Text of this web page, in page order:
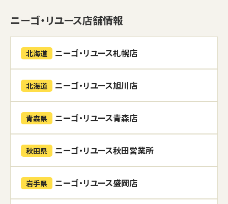
ニーゴ・リユース店舗情報
北海道 ニーゴ・リユース札幌店
北海道 ニーゴ・リユース旭川店
青森県 ニーゴ・リユース青森店
秋田県 ニーゴ・リユース秋田営業所
岩手県 ニーゴ・リユース盛岡店